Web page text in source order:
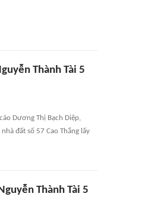
Thành Tài 5
Dương Thị Bạch Diệp,
đất số 57 Cao Thắng lấy
Thành Tài 5